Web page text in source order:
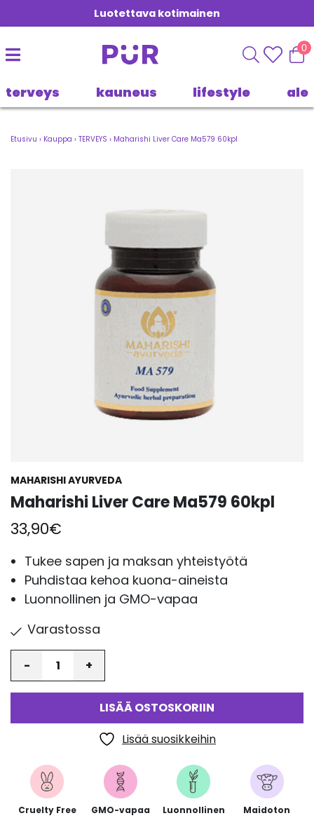
Luotettava kotimainen
0
terveys kauneus lifestyle ale
Etusivu › Kauppa › TERVEYS › Maharishi Liver Care Ma579 60kpl
MAHARISHI AYURVEDA
Maharishi Liver Care Ma579 60kpl
33,90€
Tukee sapen ja maksan yhteistyötä
Puhdistaa kehoa kuona-aineista
Luonnollinen ja GMO-vapaa
Varastossa
LISÄÄ OSTOSKORIIN
Lisää suosikkeihin
Cruelty Free GMO-vapaa Luonnollinen Maidoton